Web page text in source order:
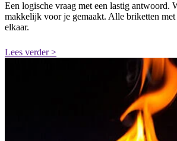
Een logische vraag met een lastig antwoord.
makkelijk voor je gemaakt. Alle briketten met
elkaar.
Lees verder >